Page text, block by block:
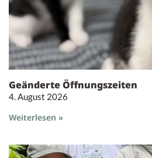
Geänderte Öffnungszeiten
4. August 2026
Weiterlesen »